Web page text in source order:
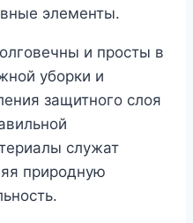
элементы.
и просты в
уборки и
защитного слоя
служат
природную